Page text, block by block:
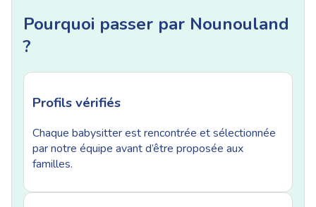
Pourquoi passer par Nounouland
?
Profils vérifiés
Chaque babysitter est rencontrée et sélectionnée
par notre équipe avant d’être proposée aux
familles.